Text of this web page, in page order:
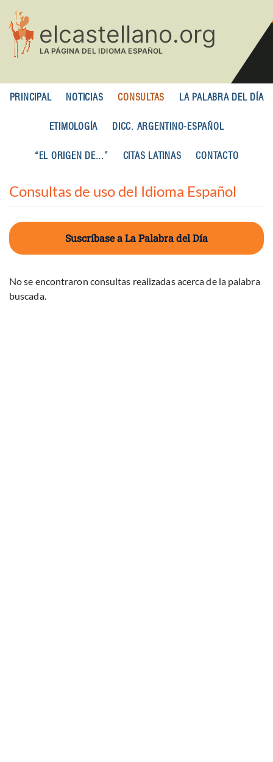
contenido
principal
PRINCIPAL NOTICIAS CONSULTAS LA PALABRA DEL DÍA
ETIMOLOGÍA DICC. ARGENTINO-ESPAÑOL
“EL ORIGEN DE...” CITAS LATINAS CONTACTO
Consultas de uso del Idioma Español
Suscríbase a La Palabra del Día
No se encontraron consultas realizadas acerca de la palabra
buscada.